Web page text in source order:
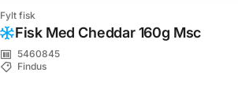
Fylt fisk
Fisk Med Cheddar 160g Msc
5460845
Findus